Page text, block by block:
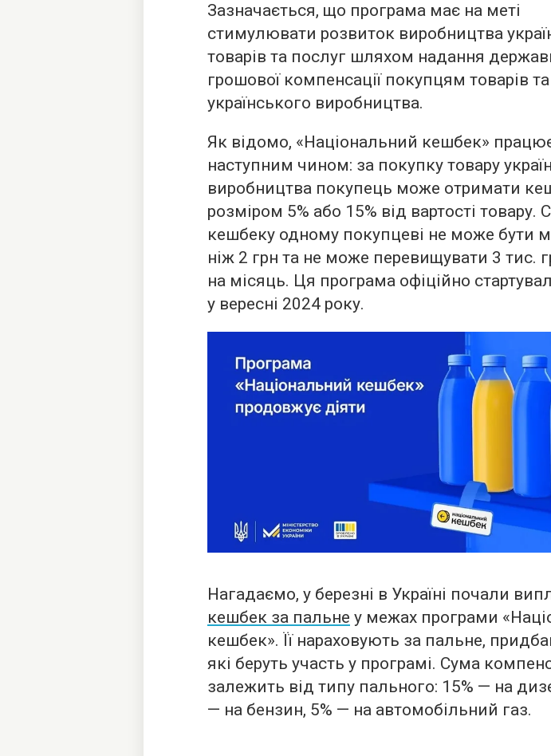
Зазначається, що програма має на меті
стимулювати розвиток виробництва
товарів та послуг шляхом надання
грошової компенсації покупцям товарів
українського виробництва.
Як відомо, «Національний кешбек»
наступним чином: за покупку товару
виробництва покупець може отримати
розміром 5% або 15% від вартості товару.
кешбеку одному покупцеві не може бути
ніж 2 грн та не може перевищувати 3 тис.
на місяць. Ця програма офіційно
у вересні 2024 року.
Нагадаємо, у березні в Україні почали
кешбек за пальне у межах програми
кешбек». Її нараховують за пальне,
які беруть участь у програмі. Сума
залежить від типу пального: 15% — на
— на бензин, 5% — на автомобільний газ.